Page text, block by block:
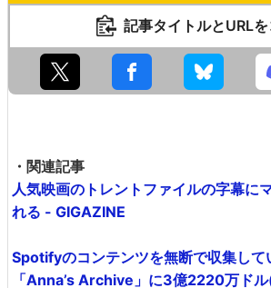
記事タイトルとURL
・関連記事
人気映画のトレントファイルの字幕に
れる - GIGAZINE
Spotifyのコンテンツを無断で収集して
「Anna’s Archive」に3億2220万ド